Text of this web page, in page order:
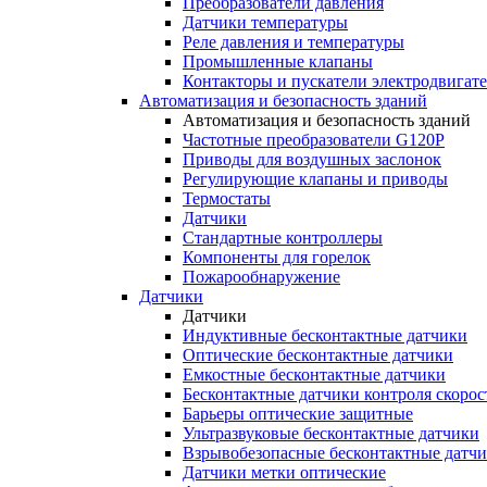
Датчики температуры
Реле давления и температуры
Промышленные клапаны
Контакторы и пускатели
Автоматизация и безопасность зданий
Автоматизация и безопасность зданий
Частотные преобразователи G120P
Приводы для воздушных заслонок
Регулирующие клапаны и приводы
Термостаты
Датчики
Стандартные контроллеры
Компоненты для горелок
Пожарообнаружение
Датчики
Датчики
Индуктивные бесконтактные датчики
Оптические бесконтактные датчики
Емкостные бесконтактные датчики
Бесконтактные датчики контроля
Барьеры оптические защитные
Ультразвуковые бесконтактные датчики
Взрывобезопасные бесконтактные
Датчики метки оптические